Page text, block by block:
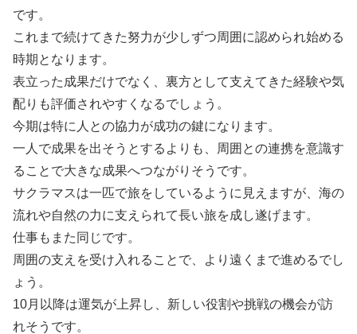
です。
これまで続けてきた努力が少しずつ周囲に認められ始める
時期となります。
表立った成果だけでなく、裏方として支えてきた経験や気
配りも評価されやすくなるでしょう。
今期は特に人との協力が成功の鍵になります。
一人で成果を出そうとするよりも、周囲との連携を意識す
ることで大きな成果へつながりそうです。
サクラマスは一匹で旅をしているように見えますが、海の
流れや自然の力に支えられて長い旅を成し遂げます。
仕事もまた同じです。
周囲の支えを受け入れることで、より遠くまで進めるでし
ょう。
10月以降は運気が上昇し、新しい役割や挑戦の機会が訪
れそうです。